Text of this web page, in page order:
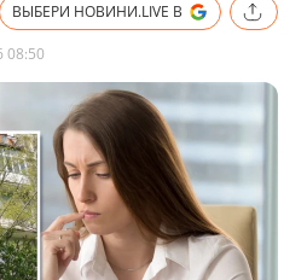
ВЫБЕРИ НОВИНИ.LIVE В
08:50